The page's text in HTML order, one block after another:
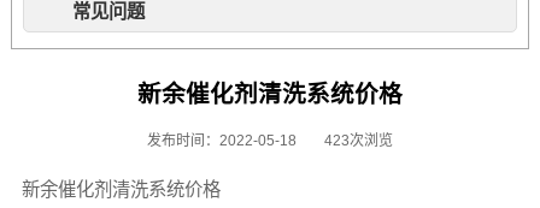
常见问题
新余催化剂清洗系统价格
发布时间：2022-05-18 423次浏览
新余催化剂清洗系统价格